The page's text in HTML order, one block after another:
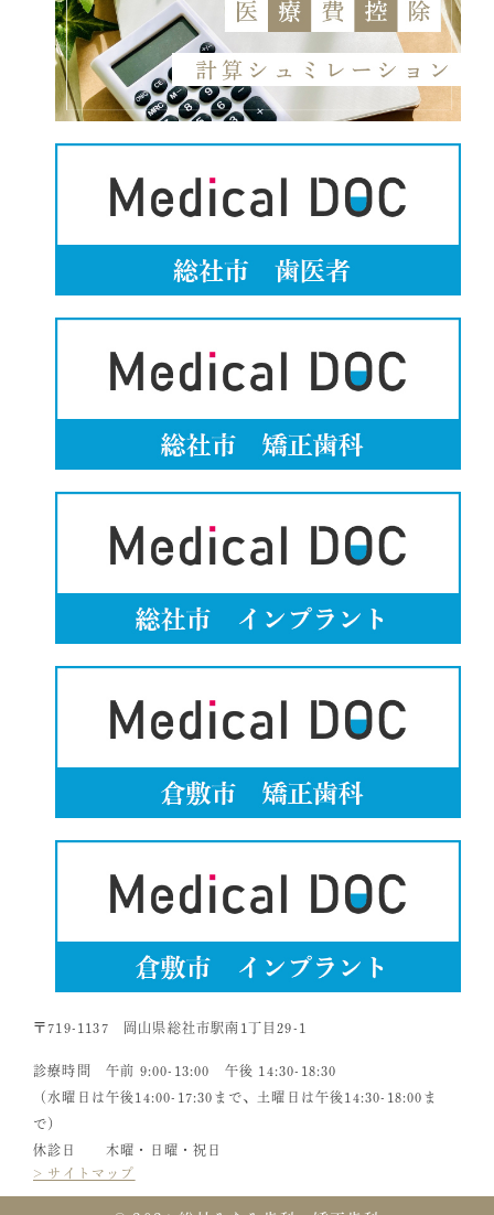
〒719-1137 岡山県総社市駅南1丁目29-1
診療時間 午前 9:00-13:00 午後 14:30-18:30
（水曜日は午後14:00-17:30まで、土曜日は午後14:30-18:00ま
で）
休診日 木曜・日曜・祝日
> サイトマップ